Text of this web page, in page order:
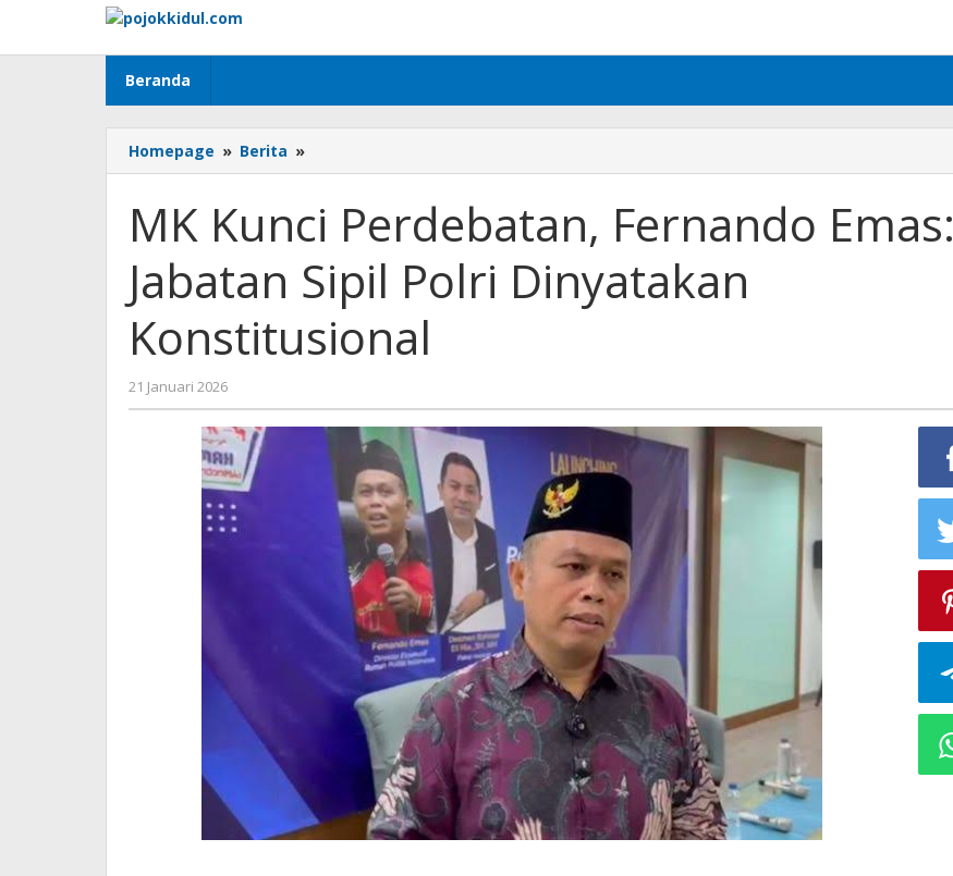
konten
Beranda
Homepage » Berita »
Kunci
Fernando
Emas:
Jabatan
Sipil
Dinyatakan
Konstitusional
MK Kunci Perdebatan, Fernando Emas:
Jabatan Sipil Polri Dinyatakan
Konstitusional
21 Januari 2026
BangAdmin